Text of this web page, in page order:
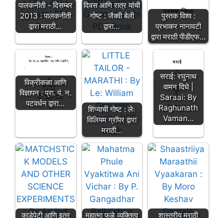
पालकनीती - दिसम्बर
2013 : पालकनीती
द्वारा मराठी…
दिवस आणि रात्र यांची
गोष्ट : जैक्वी बेली
द्वारा…
पुस्तक विश्व :
प्रभाकर नानावटी
द्वारा मराठी पीडीएफ…
विक्रीकळा आणि
विज्ञापन : प्रा. पं. न.
पटवर्धन द्वारा…
शिंप्याची गोष्ट : लेः
विलियम ग्रॉपर द्वारा
मराठी…
सराई: रघुनाथ
वामन दिघे |
Saraai: By
Raghunath
Vaman…
काडेपेटी आणि इतर
महात्मा फुळे व्यक्तित्व
शास्त्रीय मराठी